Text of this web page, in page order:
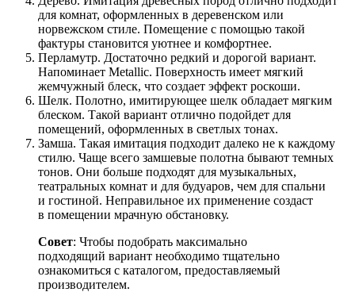
для комнат, оформленных в деревенском или
норвежском стиле. Помещение с помощью такой
фактуры становится уютнее и комфортнее.
Перламутр. Достаточно редкий и дорогой вариант.
Напоминает Metallic. Поверхность имеет мягкий
жемчужный блеск, что создает эффект роскоши.
Шелк. Полотно, имитирующее шелк обладает мягким
блеском. Такой вариант отлично подойдет для
помещений, оформленных в светлых тонах.
Замша. Такая имитация подходит далеко не к каждому
стилю. Чаще всего замшевые полотна бывают темных
тонов. Они больше подходят для музыкальных,
театральных комнат и для будуаров, чем для спальни
и гостиной. Неправильное их применение создаст
в помещении мрачную обстановку.
Совет: Чтобы подобрать максимально
подходящий вариант необходимо тщательно
ознакомиться с каталогом, предоставляемый
производителем.